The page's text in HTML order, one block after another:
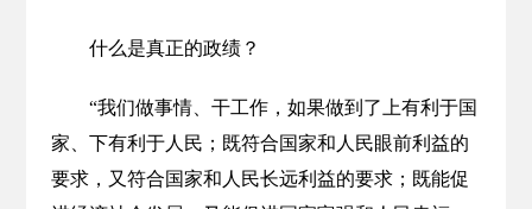
什么是真正的政绩？
“我们做事情、干工作，如果做到了上有利于国
家、下有利于人民；既符合国家和人民眼前利益的
要求，又符合国家和人民长远利益的要求；既能促